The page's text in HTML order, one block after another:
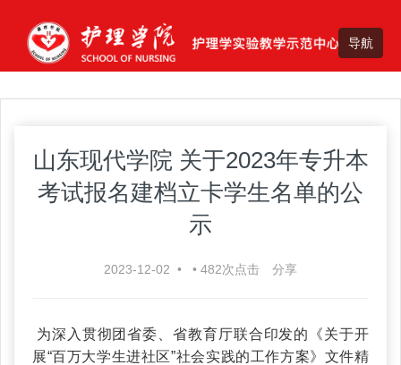
山东现代学院 关于2023年专升本
考试报名建档立卡学生名单的公
示
2023-12-02 • • 482次点击 分享
为深入贯彻团省委、省教育厅联合印发的《关于开
展“百万大学生进社区”社会实践的工作方案》文件精